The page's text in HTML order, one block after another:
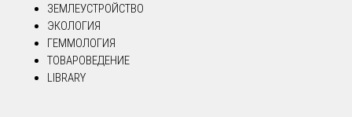
ЗЕМЛЕУСТРОЙСТВО
ЭКОЛОГИЯ
ГЕММОЛОГИЯ
ТОВАРОВЕДЕНИЕ
LIBRARY